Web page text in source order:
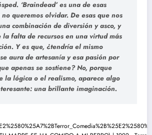
‘Braindead’ es una de esas
queremos olvidar. De esas que nos
combinación de diversión y asco, y
la falta de recursos en una virtud más
Y es que, ¿tendría el mismo
aura de artesanía y esa pasión por
apenas se sostiene? No, porque
la lógica o el realismo, aparece algo
una brillante imaginación.